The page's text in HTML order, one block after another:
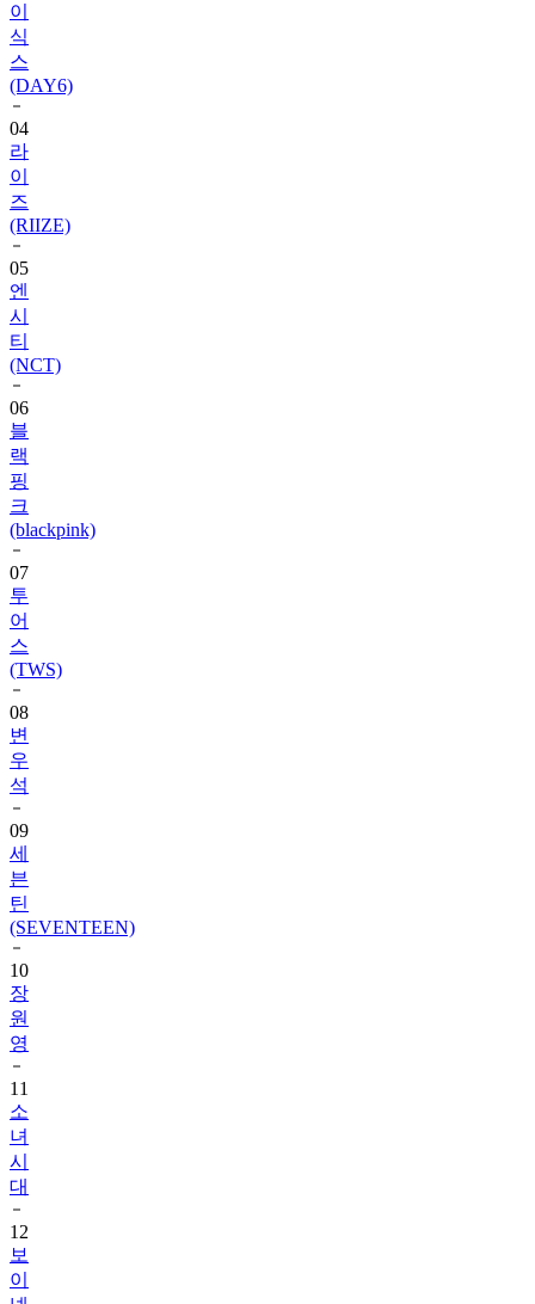
이
식
스
(DAY6)
04
라
이
즈
(RIIZE)
05
엔
시
티
(NCT)
06
블
랙
핑
크
(blackpink)
07
투
어
스
(TWS)
08
변
우
석
09
세
븐
틴
(SEVENTEEN)
10
장
원
영
11
소
녀
시
대
12
보
이